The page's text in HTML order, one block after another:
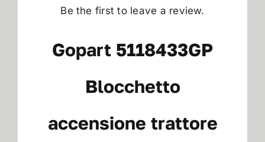
Be the first to leave a review.
Gopart 5118433GP
Blocchetto
accensione trattore